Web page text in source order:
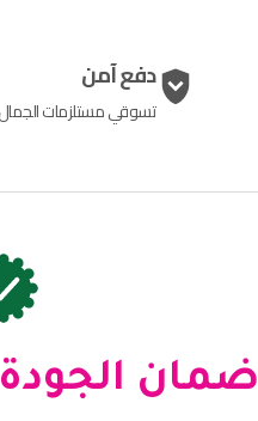
دفع آمن
تسوقي مستلزمات
ضمان